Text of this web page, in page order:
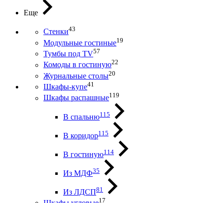
Еще
Стенки43
Модульные гостиные19
Тумбы под ТV57
Комоды в гостиную22
Журнальные столы20
Шкафы-купе41
Шкафы распашные119
В спальню115
В коридор115
В гостиную114
Из МДФ35
Из ЛДСП81
17